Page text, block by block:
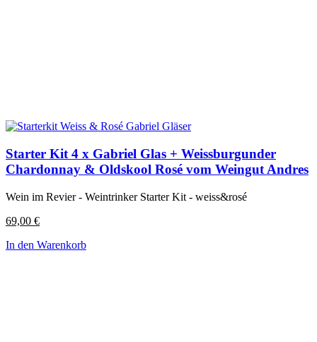
Starter Kit 4 x Gabriel Glas + Weissburgunder
Chardonnay & Oldskool Rosé vom Weingut Andres
Wein im Revier - Weintrinker Starter Kit - weiss&rosé
69,00 €
In den Warenkorb